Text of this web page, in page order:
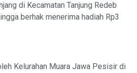
di Kecamatan Tanjung Redeb
berhak menerima hadiah Rp3
Kelurahan Muara Jawa Pesisir di